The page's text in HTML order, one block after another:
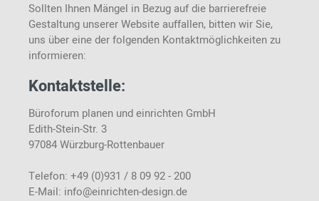
Sollten Ihnen Mängel in Bezug auf die barrierefreie
Gestaltung unserer Website auffallen, bitten wir Sie,
uns über eine der folgenden Kontaktmöglichkeiten zu
informieren:
Kontaktstelle:
Büroforum planen und einrichten GmbH
Edith-Stein-Str. 3
97084 Würzburg-Rottenbauer
Telefon: +49 (0)931 / 8 09 92 - 200
E-Mail: info@einrichten-design.de